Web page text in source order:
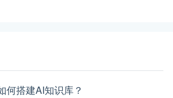
何搭建AI知识库？